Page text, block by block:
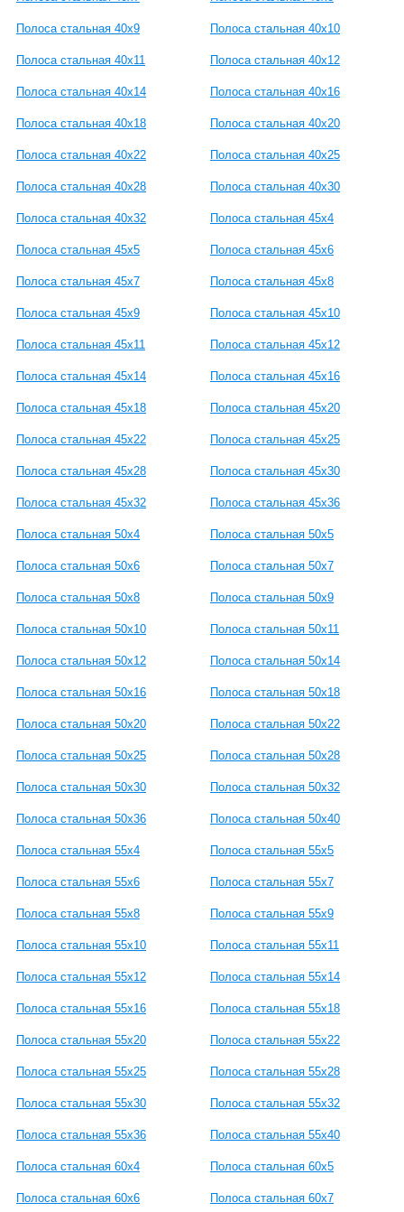
Полоса стальная 40x9 Полоса стальная 40x10
Полоса стальная 40x11 Полоса стальная 40x12
Полоса стальная 40x14 Полоса стальная 40x16
Полоса стальная 40x18 Полоса стальная 40x20
Полоса стальная 40x22 Полоса стальная 40x25
Полоса стальная 40x28 Полоса стальная 40x30
Полоса стальная 40x32 Полоса стальная 45x4
Полоса стальная 45x5 Полоса стальная 45x6
Полоса стальная 45x7 Полоса стальная 45x8
Полоса стальная 45x9 Полоса стальная 45x10
Полоса стальная 45x11 Полоса стальная 45x12
Полоса стальная 45x14 Полоса стальная 45x16
Полоса стальная 45x18 Полоса стальная 45x20
Полоса стальная 45x22 Полоса стальная 45x25
Полоса стальная 45x28 Полоса стальная 45x30
Полоса стальная 45x32 Полоса стальная 45x36
Полоса стальная 50x4 Полоса стальная 50x5
Полоса стальная 50x6 Полоса стальная 50x7
Полоса стальная 50x8 Полоса стальная 50x9
Полоса стальная 50x10 Полоса стальная 50x11
Полоса стальная 50x12 Полоса стальная 50x14
Полоса стальная 50x16 Полоса стальная 50x18
Полоса стальная 50x20 Полоса стальная 50x22
Полоса стальная 50x25 Полоса стальная 50x28
Полоса стальная 50x30 Полоса стальная 50x32
Полоса стальная 50x36 Полоса стальная 50x40
Полоса стальная 55x4 Полоса стальная 55x5
Полоса стальная 55x6 Полоса стальная 55x7
Полоса стальная 55x8 Полоса стальная 55x9
Полоса стальная 55x10 Полоса стальная 55x11
Полоса стальная 55x12 Полоса стальная 55x14
Полоса стальная 55x16 Полоса стальная 55x18
Полоса стальная 55x20 Полоса стальная 55x22
Полоса стальная 55x25 Полоса стальная 55x28
Полоса стальная 55x30 Полоса стальная 55x32
Полоса стальная 55x36 Полоса стальная 55x40
Полоса стальная 60x4 Полоса стальная 60x5
Полоса стальная 60x6 Полоса стальная 60x7